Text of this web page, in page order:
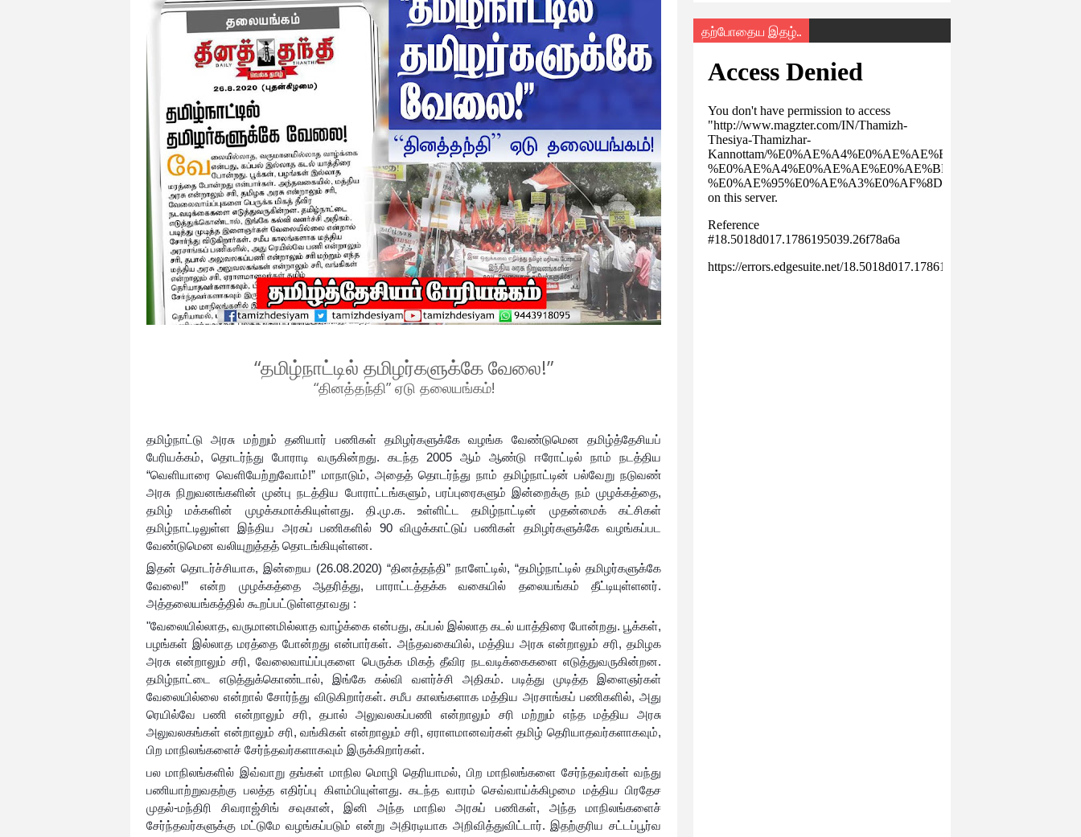
“தமிழ்நாட்டில் தமிழர்களுக்கே வேலை!”
“தினத்தந்தி” ஏடு தலையங்கம்!
தமிழ்நாட்டு அரசு மற்றும் தனியார் பணிகள் தமிழர்களுக்கே வழங்க வேண்டுமென தமிழ்த்தேசியப்
பேரியக்கம், தொடர்ந்து போராடி வருகின்றது. கடந்த 2005 ஆம் ஆண்டு ஈரோட்டில் நாம் நடத்திய
“வெளியாரை வெளியேற்றுவோம்!” மாநாடும், அதைத் தொடர்ந்து நாம் தமிழ்நாட்டின் பல்வேறு நடுவண்
அரசு நிறுவனங்களின் முன்பு நடத்திய போராட்டங்களும், பரப்புரைகளும் இன்றைக்கு நம் முழக்கத்தை,
தமிழ் மக்களின் முழக்கமாக்கியுள்ளது. தி.மு.க. உள்ளிட்ட தமிழ்நாட்டின் முதன்மைக் கட்சிகள்
தமிழ்நாட்டிலுள்ள இந்திய அரசுப் பணிகளில் 90 விழுக்காட்டுப் பணிகள் தமிழர்களுக்கே வழங்கப்பட
வேண்டுமென வலியுறுத்தத் தொடங்கியுள்ளன.
இதன் தொடர்ச்சியாக, இன்றைய (26.08.2020) “தினத்தந்தி” நாளேட்டில், “தமிழ்நாட்டில் தமிழர்களுக்கே
வேலை!” என்ற முழக்கத்தை ஆதரித்து, பாராட்டத்தக்க வகையில் தலையங்கம் தீட்டியுள்ளனர்.
அத்தலையங்கத்தில் கூறப்பட்டுள்ளதாவது :
"வேலையில்லாத, வருமானமில்லாத வாழ்க்கை என்பது, கப்பல் இல்லாத கடல் யாத்திரை போன்றது. பூக்கள்,
பழங்கள் இல்லாத மரத்தை போன்றது என்பார்கள். அந்தவகையில், மத்திய அரசு என்றாலும் சரி, தமிழக
அரசு என்றாலும் சரி, வேலைவாய்ப்புகளை பெருக்க மிகத் தீவிர நடவடிக்கைகளை எடுத்துவருகின்றன.
தமிழ்நாட்டை எடுத்துக்கொண்டால், இங்கே கல்வி வளர்ச்சி அதிகம். படித்து முடித்த இளைஞர்கள்
வேலையில்லை என்றால் சோர்ந்து விடுகிறார்கள். சமீப காலங்களாக மத்திய அரசாங்கப் பணிகளில், அது
ரெயில்வே பணி என்றாலும் சரி, தபால் அலுவலகப்பணி என்றாலும் சரி மற்றும் எந்த மத்திய அரசு
அலுவலகங்கள் என்றாலும் சரி, வங்கிகள் என்றாலும் சரி, ஏராளமானவர்கள் தமிழ் தெரியாதவர்களாகவும்,
பிற மாநிலங்களைச் சேர்ந்தவர்களாகவும் இருக்கிறார்கள்.
பல மாநிலங்களில் இவ்வாறு தங்கள் மாநில மொழி தெரியாமல், பிற மாநிலங்களை சேர்ந்தவர்கள் வந்து
பணியாற்றுவதற்கு பலத்த எதிர்ப்பு கிளம்பியுள்ளது. கடந்த வாரம் செவ்வாய்க்கிழமை மத்திய பிரதேச
முதல்-மந்திரி சிவராஜ்சிங் சவுகான், இனி அந்த மாநில அரசுப் பணிகள், அந்த மாநிலங்களைச்
சேர்ந்தவர்களுக்கு மட்டுமே வழங்கப்படும் என்று அதிரடியாக அறிவித்துவிட்டார். இதற்குரிய சட்டப்பூர்வ
தற்போதைய இதழ்..